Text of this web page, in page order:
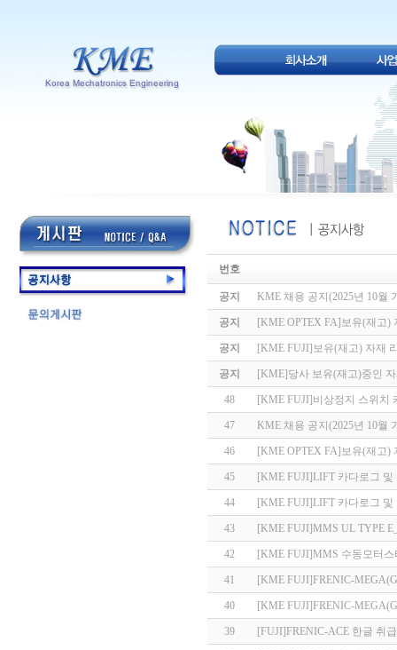
번호
공지 KME 채용 공지(2025년 10월
공지 [KME OPTEX FA]보유(재고)
공지 [KME FUJI]보유(재고) 자재
공지 [KME]당사 보유(재고)중인
48 [KME FUJI]비상정지 스위치
47 KME 채용 공지(2025년 10월
46 [KME OPTEX FA]보유(재고)
45 [KME FUJI]LIFT 카다로그 및
44 [KME FUJI]LIFT 카다로그 및
43 [KME FUJI]MMS UL TYPE
42 [KME FUJI]MMS 수동모터
41 [KME FUJI]FRENIC-
40 [KME FUJI]FRENIC-
39 [FUJI]FRENIC-ACE 한글 취